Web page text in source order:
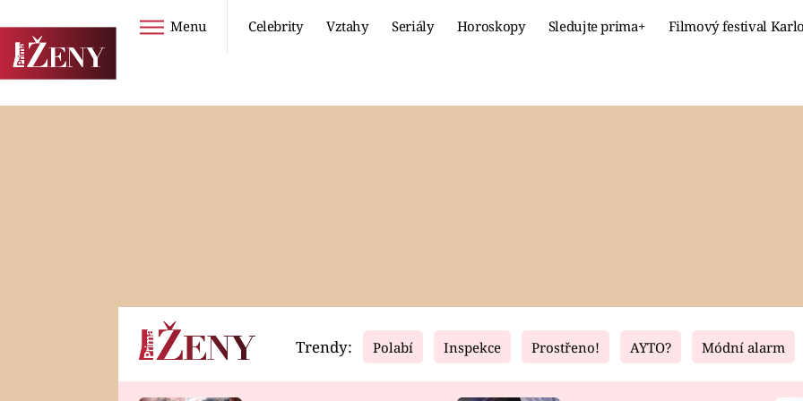
Menu Celebrity Vztahy Seriály Horoskopy Sledujte prima+ Filmový festival
Horoskopy Video Fresh Living
Trendy: Polabí Inspekce Prostřeno! AYTO? Módní alarm